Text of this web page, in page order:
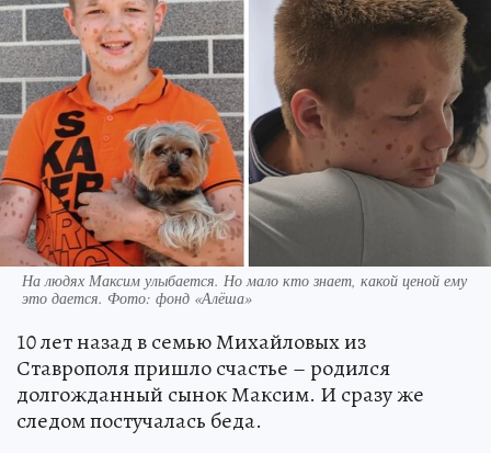
На людях Максим улыбается. Но мало кто знает, какой ценой ему
это дается. Фото: фонд «Алёша»
10 лет назад в семью Михайловых из
Ставрополя пришло счастье – родился
долгожданный сынок Максим. И сразу же
следом постучалась беда.